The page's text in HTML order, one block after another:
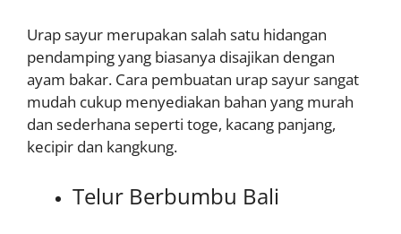
Urap sayur merupakan salah satu hidangan
pendamping yang biasanya disajikan dengan
ayam bakar. Cara pembuatan urap sayur sangat
mudah cukup menyediakan bahan yang murah
dan sederhana seperti toge, kacang panjang,
kecipir dan kangkung.
Telur Berbumbu Bali